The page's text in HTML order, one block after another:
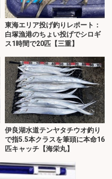
東海エリア投げ釣りレポート：
白塚漁港のちょい投げでシロギ
ス1時間で20匹【三重】
伊良湖水道テンヤタチウオ釣り
で指5.5本クラスを筆頭に本命16
匹キャッチ【海栄丸】